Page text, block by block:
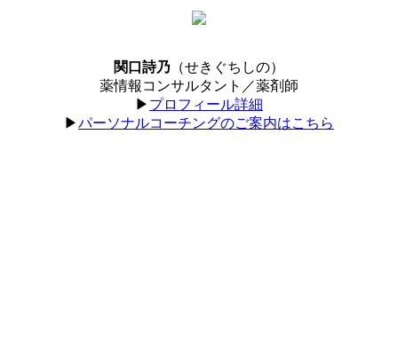
関口詩乃 （せきぐちしの）
薬情報コンサルタント／薬剤師
▶︎ プロフィール詳細
▶︎パーソナルコーチングのご案内はこちら